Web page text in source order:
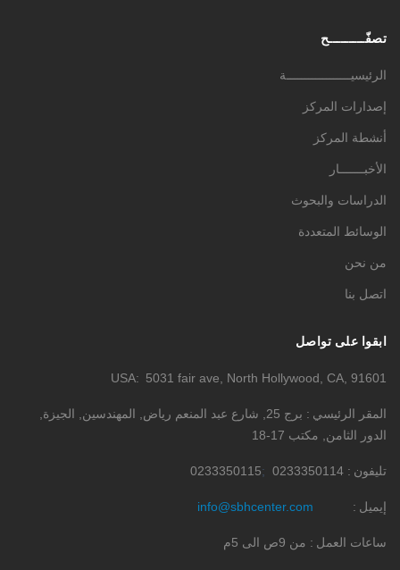
تصفّـــــــــح
الرئيسيــــــــــــــــــة
إصدارات المركز
أنشطة المركز
الأخبـــــــار
الدراسات والبحوث
الوسائط المتعددة
من نحن
اتصل بنا
ابقوا على تواصل
USA 5031 fair ave, North Hollywood, CA, 91601
المقر الرئيسي
برج 25, شارع عبد المنعم رياض, المهندسين, الجيزة,
الدور الثامن, مكتب 17-18
تليفون 0233350114
0233350115
إيميل info@sbhcenter.com
ساعات العمل من 9ص الى 5م